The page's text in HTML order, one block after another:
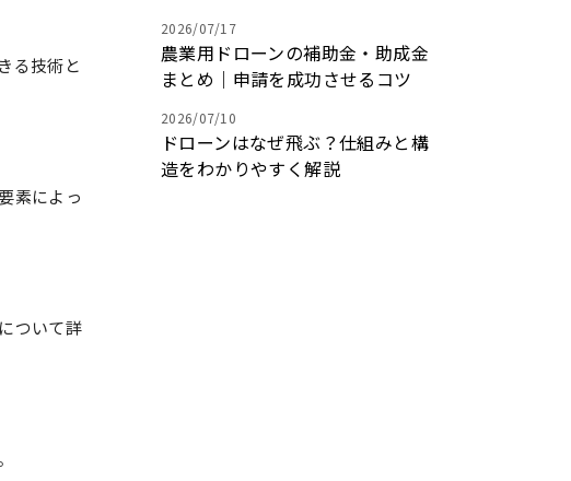
る技術と
素によっ
ついて詳
2026/07/17
農業用ドローンの補助金・助成金
まとめ｜申請を成功させるコツ
2026/07/10
ドローンはなぜ飛ぶ？仕組みと構
造をわかりやすく解説